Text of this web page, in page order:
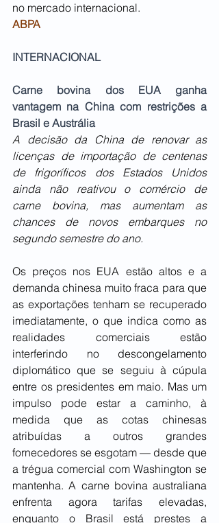
no mercado internacional.
ABPA
INTERNACIONAL
Carne bovina dos EUA ganha
vantagem na China com restrições a
Brasil e Austrália
A decisão da China de renovar as
licenças de importação de centenas
de frigoríficos dos Estados Unidos
ainda não reativou o comércio de
carne bovina, mas aumentam as
chances de novos embarques no
segundo semestre do ano.
Os preços nos EUA estão altos e a
demanda chinesa muito fraca para que
as exportações tenham se recuperado
imediatamente, o que indica como as
realidades comerciais estão
interferindo no descongelamento
diplomático que se seguiu à cúpula
entre os presidentes em maio. Mas um
impulso pode estar a caminho, à
medida que as cotas chinesas
atribuídas a outros grandes
fornecedores se esgotam — desde que
a trégua comercial com Washington se
mantenha. A carne bovina australiana
enfrenta agora tarifas elevadas,
enquanto o Brasil está prestes a